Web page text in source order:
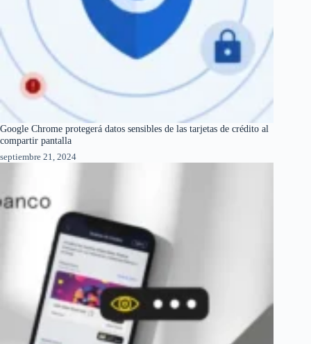
Google Chrome protegerá datos sensibles de las tarjetas de crédito al
compartir pantalla
septiembre 21, 2024